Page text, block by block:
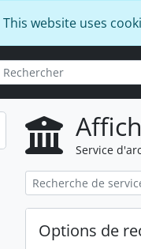
This website uses
options
Service
Options de